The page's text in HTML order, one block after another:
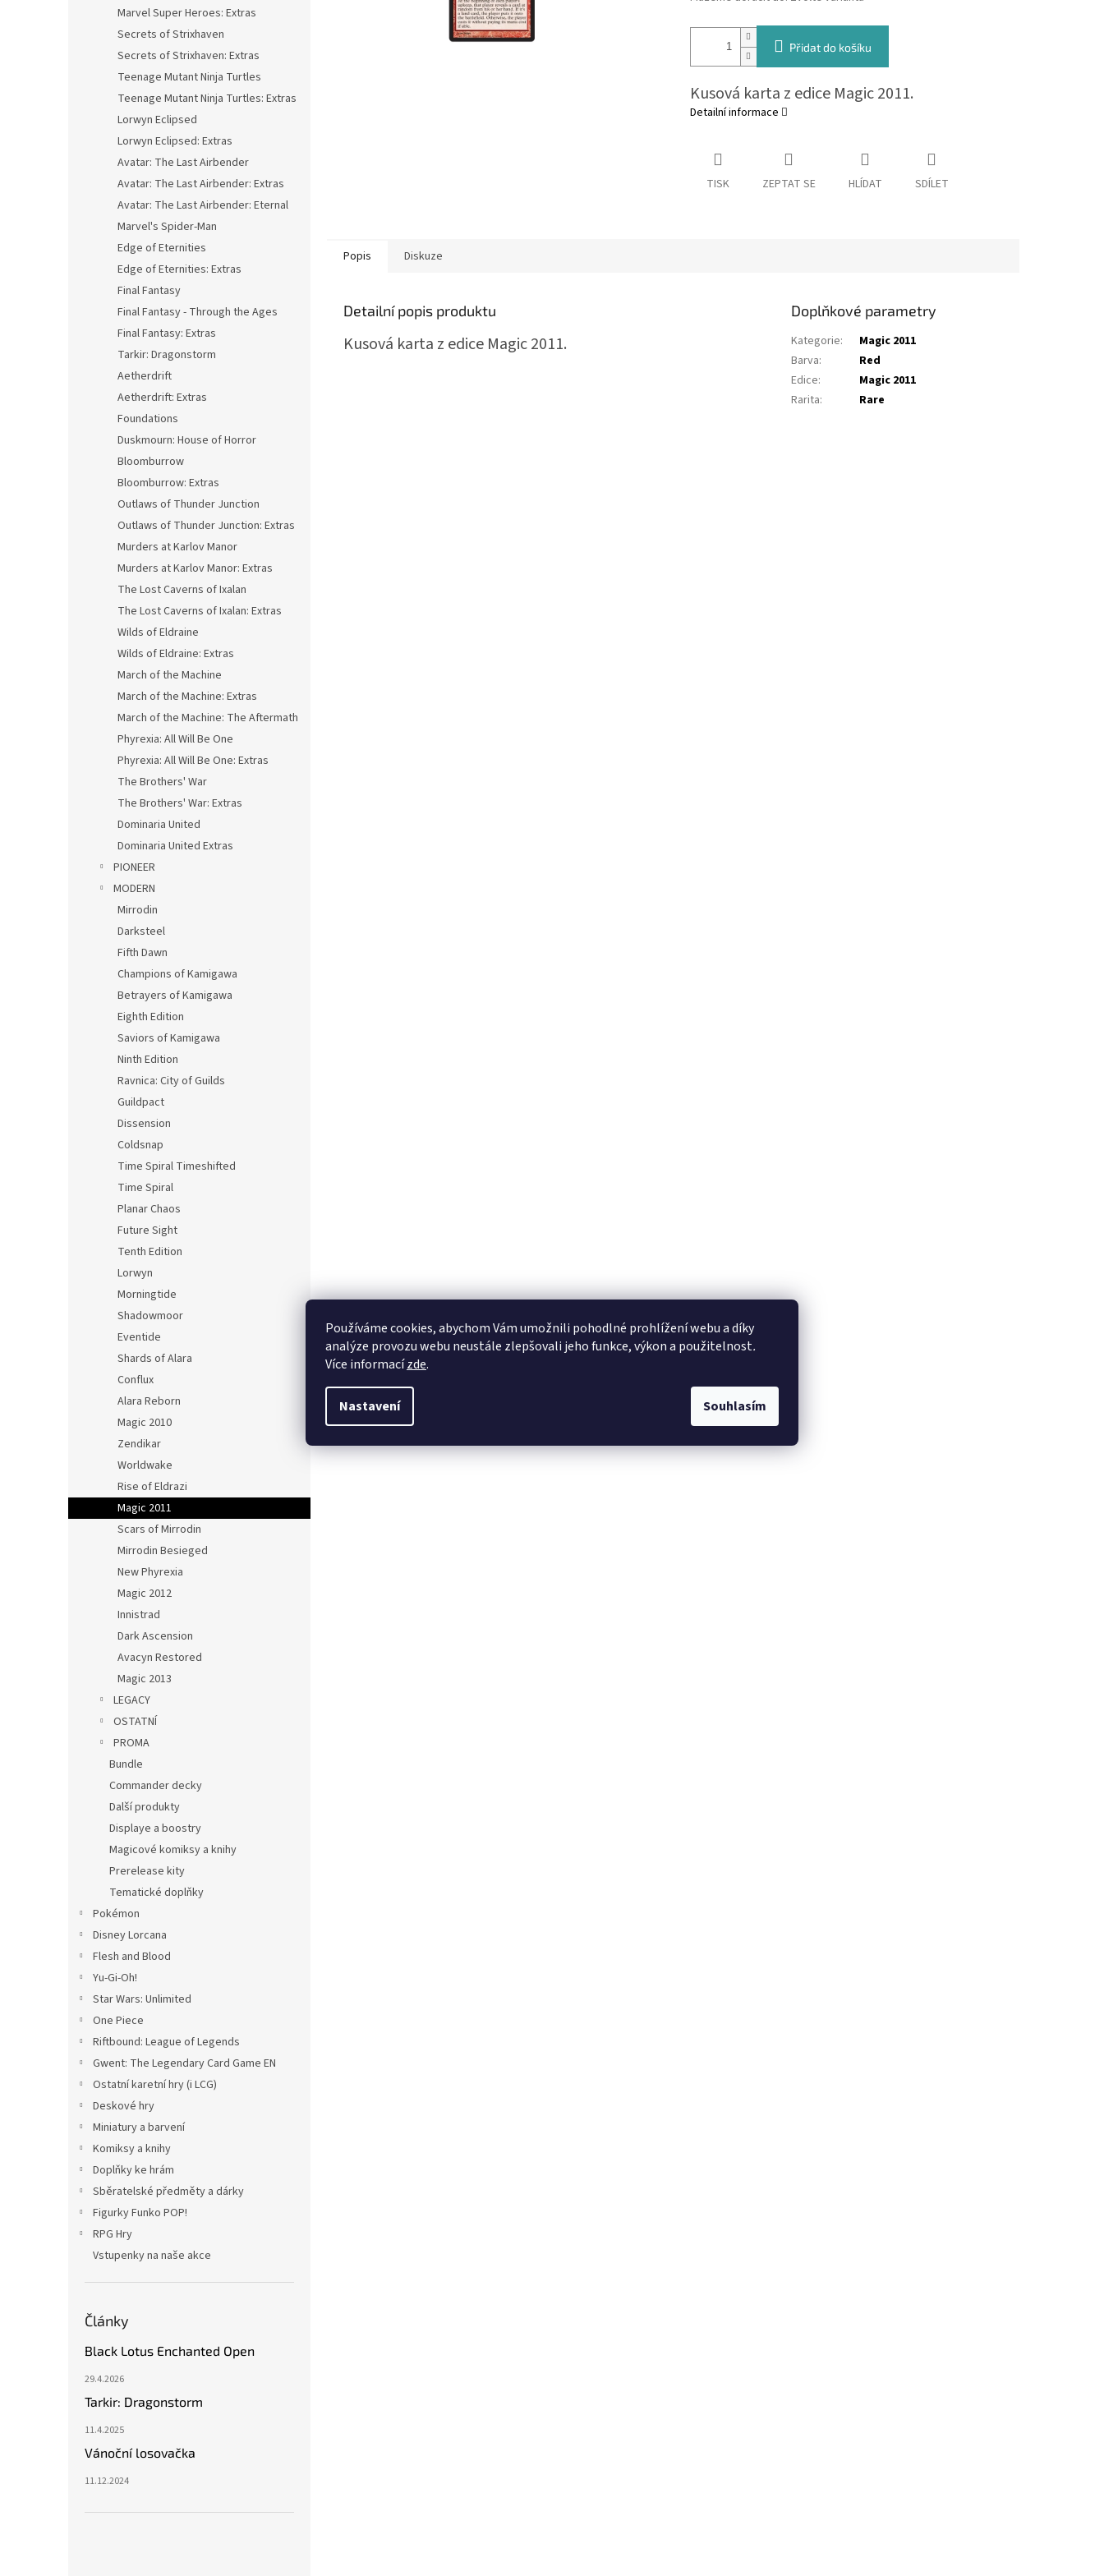
Používáme cookies, abychom Vám umožnili pohodlné prohlížení webu a díky
analýze provozu webu neustále zlepšovali jeho funkce, výkon a použitelnost.
Více informacízde.
Nastavení Souhlasím
Marvel Super Heroes: Extras
Secrets of Strixhaven
Secrets of Strixhaven: Extras
Teenage Mutant Ninja Turtles
Teenage Mutant Ninja Turtles: Extras
Lorwyn Eclipsed
Lorwyn Eclipsed: Extras
Avatar: The Last Airbender
Avatar: The Last Airbender: Extras
Avatar: The Last Airbender: Eternal
Marvel's Spider-Man
Edge of Eternities
Edge of Eternities: Extras
Final Fantasy
Final Fantasy - Through the Ages
Final Fantasy: Extras
Tarkir: Dragonstorm
Aetherdrift
Aetherdrift: Extras
Foundations
Duskmourn: House of Horror
Bloomburrow
Bloomburrow: Extras
Outlaws of Thunder Junction
Outlaws of Thunder Junction: Extras
Murders at Karlov Manor
Murders at Karlov Manor: Extras
The Lost Caverns of Ixalan
The Lost Caverns of Ixalan: Extras
Wilds of Eldraine
Wilds of Eldraine: Extras
March of the Machine
March of the Machine: Extras
March of the Machine: The Aftermath
Phyrexia: All Will Be One
Phyrexia: All Will Be One: Extras
The Brothers' War
The Brothers' War: Extras
Dominaria United
Dominaria United Extras
PIONEER
MODERN
Mirrodin
Darksteel
Fifth Dawn
Champions of Kamigawa
Betrayers of Kamigawa
Eighth Edition
Saviors of Kamigawa
Ninth Edition
Ravnica: City of Guilds
Guildpact
Dissension
Coldsnap
Time Spiral Timeshifted
Time Spiral
Planar Chaos
Future Sight
Tenth Edition
Lorwyn
Morningtide
Shadowmoor
Eventide
Shards of Alara
Conflux
Alara Reborn
Magic 2010
Zendikar
Worldwake
Rise of Eldrazi
Magic 2011
Scars of Mirrodin
Mirrodin Besieged
New Phyrexia
Magic 2012
Innistrad
Dark Ascension
Avacyn Restored
Magic 2013
LEGACY
OSTATNÍ
PROMA
Bundle
Commander decky
Další produkty
Displaye a boostry
Magicové komiksy a knihy
Prerelease kity
Tematické doplňky
Pokémon
Disney Lorcana
Flesh and Blood
Yu-Gi-Oh!
Star Wars: Unlimited
One Piece
Riftbound: League of Legends
Gwent: The Legendary Card Game EN
Ostatní karetní hry (i LCG)
Deskové hry
Miniatury a barvení
Komiksy a knihy
Doplňky ke hrám
Sběratelské předměty a dárky
Figurky Funko POP!
RPG Hry
Vstupenky na naše akce
Články
Black Lotus Enchanted Open
29.4.2026
Tarkir: Dragonstorm
11.4.2025
Vánoční losovačka
11.12.2024
Přidat do košíku
Kusová karta z edice Magic 2011.
Detailní informace
TISK ZEPTAT SE HLÍDAT SDÍLET
Popis Diskuze
Detailní popis produktu
Kusová karta z edice Magic 2011.
Doplňkové parametry
Kategorie:
Magic 2011
Barva:
Red
Edice:
Magic 2011
Rarita: Rare